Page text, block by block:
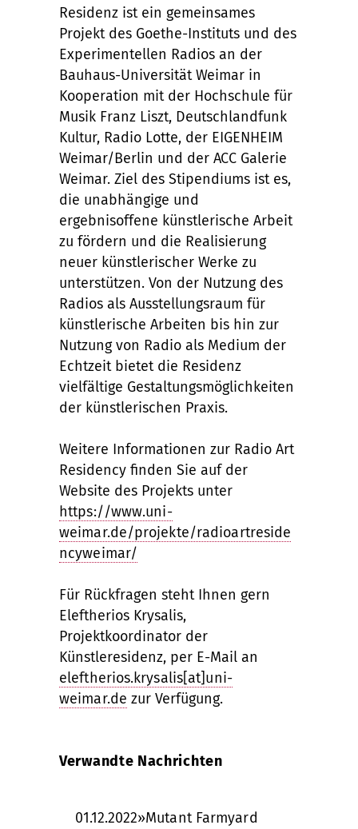
Residenz ist ein gemeinsames
Projekt des Goethe-Instituts und des
Experimentellen Radios an der
Bauhaus-Universität Weimar in
Kooperation mit der Hochschule für
Musik Franz Liszt, Deutschlandfunk
Kultur, Radio Lotte, der EIGENHEIM
Weimar/Berlin und der ACC Galerie
Weimar. Ziel des Stipendiums ist es,
die unabhängige und
ergebnisoffene künstlerische Arbeit
zu fördern und die Realisierung
neuer künstlerischer Werke zu
unterstützen. Von der Nutzung des
Radios als Ausstellungsraum für
künstlerische Arbeiten bis hin zur
Nutzung von Radio als Medium der
Echtzeit bietet die Residenz
vielfältige Gestaltungsmöglichkeiten
der künstlerischen Praxis.
Weitere Informationen zur Radio Art
Residency finden Sie auf der
Website des Projekts unter
https://www.uni-
weimar.de/projekte/radioartreside
ncyweimar/
Für Rückfragen steht Ihnen gern
Eleftherios Krysalis,
Projektkoordinator der
Künstleresidenz, per E-Mail an
eleftherios.krysalis[at]uni-
weimar.de zur Verfügung.
Verwandte Nachrichten
01.12.2022»Mutant Farmyard